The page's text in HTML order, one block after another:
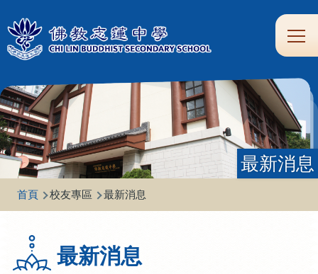
Main
生
涯
劃
家
校
作
校
友
圖
書
園
道
最新消息
導
航
連
結
首頁 校友專區 最新消息
最新消息